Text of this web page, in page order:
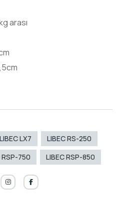
arası
LIBEC LX7
LIBEC RS-250
RSP-750 LIBEC RSP-850